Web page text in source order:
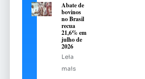
Abate de
bovinos
no Brasil
recua
21,6% em
julho de
2026
Leia
mais